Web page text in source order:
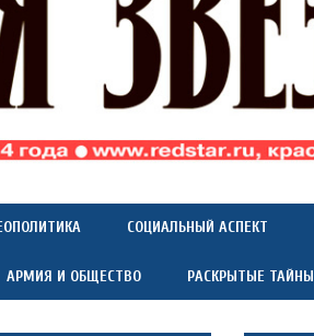
СОЦИАЛЬНЫЙ АСПЕКТ
АРМИЯ И ОБЩЕСТВО РАСКРЫТЫЕ ТАЙНЫ